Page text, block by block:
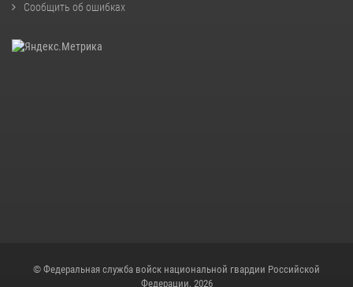
Сообщить об ошибках
© Федеральная служба войск национальной гвардии Российской
Федерации, 2026